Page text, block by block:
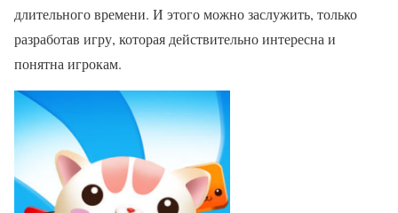
длительного времени. И этого можно заслужить, только
разработав игру, которая действительно интересна и
понятна игрокам.